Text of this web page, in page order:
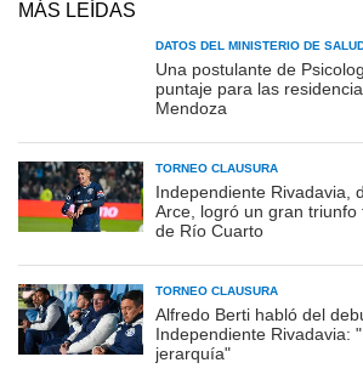
MÁS LEÍDAS
DATOS DEL MINISTERIO DE
Una postulante de
puntaje para las
Mendoza
TORNEO CLAUSURA
Independiente Rivadavia,
Arce, logró un gran
de Río Cuarto
TORNEO CLAUSURA
Alfredo Berti habló del
Independiente Rivadavia:
jerarquía"